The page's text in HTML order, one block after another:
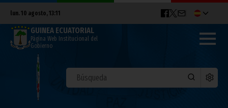
lun. 10 agosto, 13:11
GUINEA ECUATORIAL
Página Web Institucional del
Gobierno